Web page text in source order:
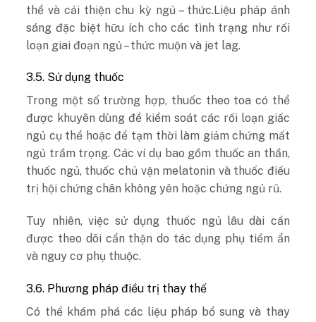
thể và cải thiện chu kỳ ngủ – thức.Liệu pháp ánh
sáng đặc biệt hữu ích cho các tình trạng như rối
loạn giai đoạn ngủ – thức muộn và jet lag.
3.5. Sử dụng thuốc
Trong một số trường hợp, thuốc theo toa có thể
được khuyên dùng để kiểm soát các rối loạn giấc
ngủ cụ thể hoặc để tạm thời làm giảm chứng mất
ngủ trầm trọng. Các ví dụ bao gồm thuốc an thần,
thuốc ngủ, thuốc chủ vận melatonin và thuốc điều
trị hội chứng chân không yên hoặc chứng ngủ rũ.
Tuy nhiên, việc sử dụng thuốc ngủ lâu dài cần
được theo dõi cẩn thận do tác dụng phụ tiềm ẩn
và nguy cơ phụ thuộc.
3.6. Phương pháp điều trị thay thế
Có thể khám phá các liệu pháp bổ sung và thay